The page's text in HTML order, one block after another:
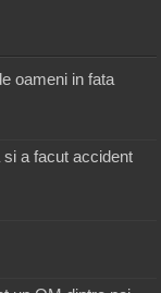
oameni in fata
a facut accident